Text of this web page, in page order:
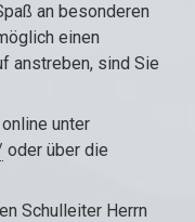
an besonderen
einen
anstreben, sind Sie
unter
oder über die
Schulleiter Herrn